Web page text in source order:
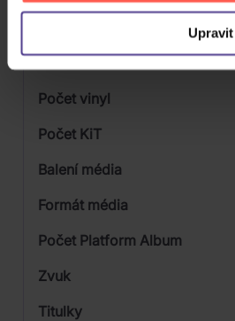
Upravit
Počet BD
Počet vinyl
Počet KiT
Balení média
Formát média
Počet Platform Album
Zvuk
Titulky